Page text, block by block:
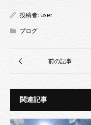
投稿者: user
ブログ
関連記事